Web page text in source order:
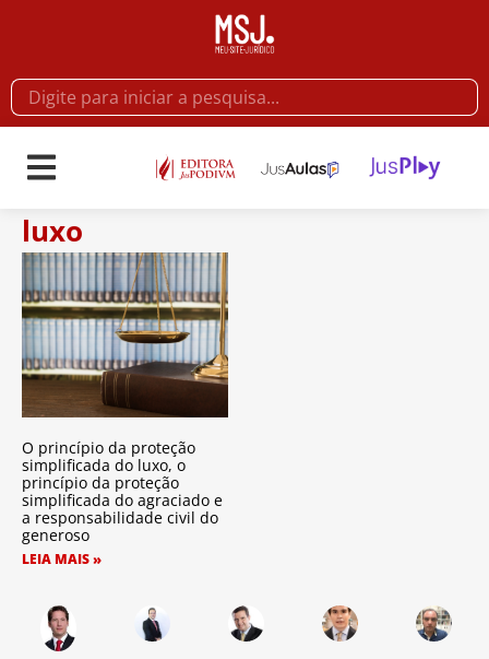
luxo
O princípio da proteção
simplificada do luxo, o
princípio da proteção
simplificada do agraciado e
a responsabilidade civil do
generoso
LEIA MAIS »